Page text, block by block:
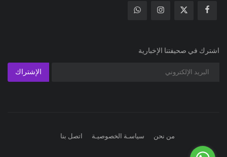
اشترك في صحيفتنا الإخبارية
الإشتراك
من نحن سياسـة الخصوصيـة اتصل بنا